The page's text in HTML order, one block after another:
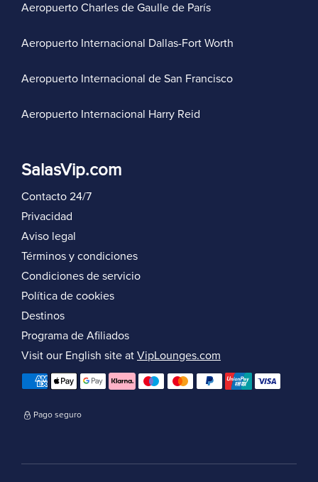
Aeropuerto Charles de Gaulle de París
Aeropuerto Internacional Dallas-Fort Worth
Aeropuerto Internacional de San Francisco
Aeropuerto Internacional Harry Reid
SalasVip.com
Contacto 24/7
Privacidad
Aviso legal
Términos y condiciones
Condiciones de servicio
Política de cookies
Destinos
Programa de Afiliados
Visit our English site at VipLounges.com
Pago seguro